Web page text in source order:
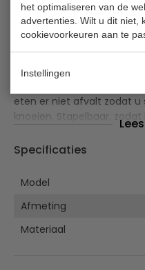
het optimaliseren van de
advertenties. Wilt u dit niet,
cookievoorkeuren aan te
Instellingen
De Olympia ovale
de hoogglans RVS
uitstekende functionaliteit
sterk en
veeleisende omgevingen
buffetservices. De brede
eten er niet afvalt zodat u
knoeien. Stapelbaar,
Sterke constructie
Brede opstaande rand
Specificaties
Model
Afmeting
Materiaal